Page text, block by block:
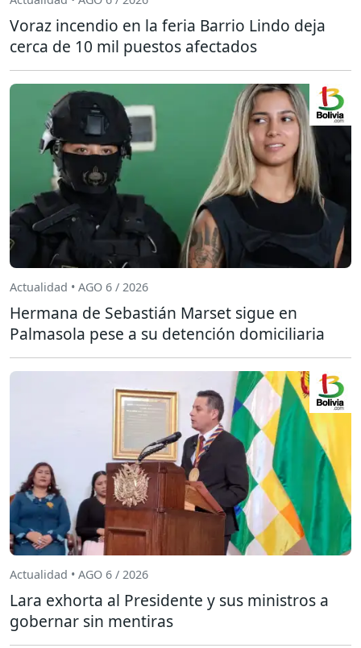
Voraz incendio en la feria Barrio Lindo deja
cerca de 10 mil puestos afectados
Actualidad • AGO 6 / 2026
Hermana de Sebastián Marset sigue en
Palmasola pese a su detención domiciliaria
Actualidad • AGO 6 / 2026
Lara exhorta al Presidente y sus ministros a
gobernar sin mentiras